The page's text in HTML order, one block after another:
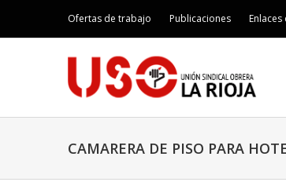
Ofertas de trabajo Publicaciones
CAMARERA DE PISO PARA